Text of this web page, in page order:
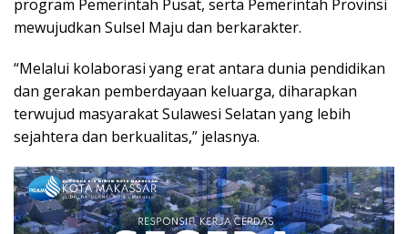
program Pemerintah Pusat, serta Pemerintah Provinsi
mewujudkan Sulsel Maju dan berkarakter.
“Melalui kolaborasi yang erat antara dunia pendidikan
dan gerakan pemberdayaan keluarga, diharapkan
terwujud masyarakat Sulawesi Selatan yang lebih
sejahtera dan berkualitas,” jelasnya.